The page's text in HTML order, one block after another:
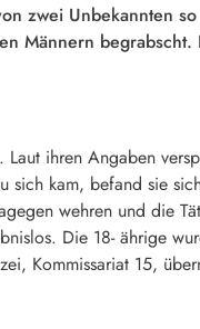
zwei Unbekannten
Männern
ihren Angaben
kam, befand sie
wehren und die
Die 18- ährige
Kommissariat 15,